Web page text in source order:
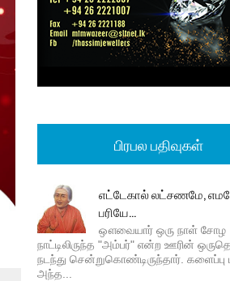
பிரபல பதிவுகள்
எட்டேகால் லட்சணமே,
பரியே...
ஔவையார் ஒரு நாள் சோழ
நாட்டிலிருந்த "அம்பர்" என்ற ஊரின்
நடந்து சென்றுகொண்டிருந்தார். களைப்பு
அந்த...